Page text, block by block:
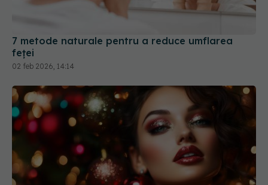
7 metode naturale pentru a reduce umflarea
feței
02 feb 2026, 14:14